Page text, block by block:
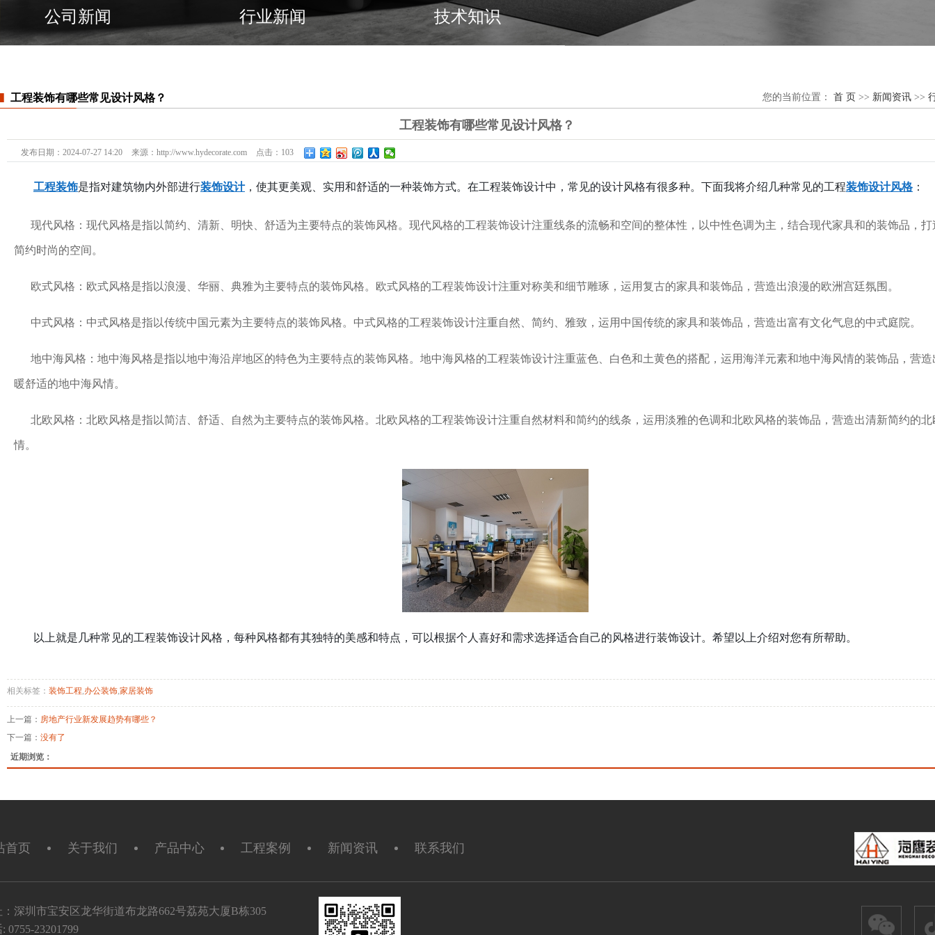
公司新闻 行业新闻 技术知识
工程装饰有哪些常见设计风格？ 您的当前位置： 首 页 >> 新闻资讯 >>
工程装饰有哪些常见设计风格？
发布日期： 2024-07-27 14:20 来源： http://www.hydecorate.com 点击： 103
工程装饰是指对建筑物内外部进行装饰设计，使其更美观、实用和舒适的一种装饰方式。在工程装饰设计中，常见的设计风格有很多种。下面我将介绍几种常见的工程装饰设计风格：
现代风格：现代风格是指以简约、清新、明快、舒适为主要特点的装饰风格。现代风格的工程装饰设计注重线条的流畅和空间的整体性，以中性色调为主，结合现代家具和的装饰品，打
简约时尚的空间。
欧式风格：欧式风格是指以浪漫、华丽、典雅为主要特点的装饰风格。欧式风格的工程装饰设计注重对称美和细节雕琢，运用复古的家具和装饰品，营造出浪漫的欧洲宫廷氛围。
中式风格：中式风格是指以传统中国元素为主要特点的装饰风格。中式风格的工程装饰设计注重自然、简约、雅致，运用中国传统的家具和装饰品，营造出富有文化气息的中式庭院。
地中海风格：地中海风格是指以地中海沿岸地区的特色为主要特点的装饰风格。地中海风格的工程装饰设计注重蓝色、白色和土黄色的搭配，运用海洋元素和地中海风情的装饰品，营造
暖舒适的地中海风情。
北欧风格：北欧风格是指以简洁、舒适、自然为主要特点的装饰风格。北欧风格的工程装饰设计注重自然材料和简约的线条，运用淡雅的色调和北欧风格的装饰品，营造出清新简约的北
情。
以上就是几种常见的工程装饰设计风格，每种风格都有其独特的美感和特点，可以根据个人喜好和需求选择适合自己的风格进行装饰设计。希望以上介绍对您有所帮助。
相关标签： 装饰工程,办公装饰,家居装饰
上一篇： 房地产行业新发展趋势有哪些？
下一篇： 没有了
近期浏览：
首页 关于我们 产品中心 工程案例 新闻资讯 联系我们
：深圳市宝安区龙华街道布龙路662号荔苑大厦B栋305
0755-23201799